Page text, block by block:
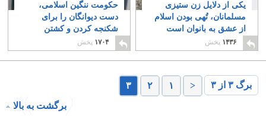
یکی از دلایل زن ستیزی
مسلمانان، تُهی بودن اسلام
از عشق به بانوان است
۲۴
۱۴۳۶ پخش
حکومت ننگین اسلامی،
دست دیوانگان را برای
شکنجه کردن و کشتن
کودکان باز گذاشته است
۱۲
۱۷۰۴ پخش
برگ ۳ از ۳ < ۱ ۲
۳
برگشت به بالا